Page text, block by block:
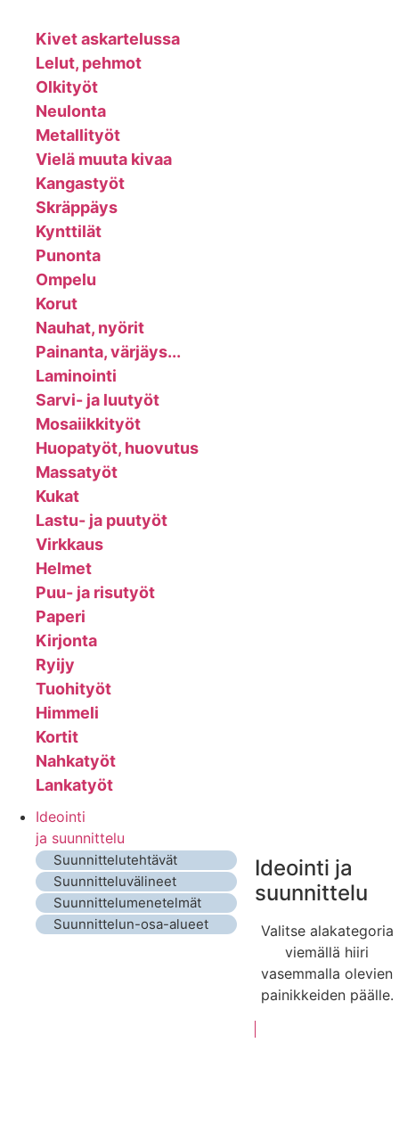
Kivet askartelussa
Lelut, pehmot
Olkityöt
Neulonta
Metallityöt
Vielä muuta kivaa
Kangastyöt
Skräppäys
Kynttilät
Punonta
Ompelu
Korut
Nauhat, nyörit
Painanta, värjäys...
Laminointi
Sarvi- ja luutyöt
Mosaiikkityöt
Huopatyöt, huovutus
Massatyöt
Kukat
Lastu- ja puutyöt
Virkkaus
Helmet
Puu- ja risutyöt
Paperi
Kirjonta
Ryijy
Tuohityöt
Himmeli
Kortit
Nahkatyöt
Lankatyöt
Ideointi
ja suunnittelu
Suunnittelutehtävät
Suunnitteluvälineet
Suunnittelumenetelmät
Suunnittelun-osa-alueet
Ideointi ja
suunnittelu
Valitse alakategoria
viemällä hiiri
vasemmalla olevien
painikkeiden päälle.